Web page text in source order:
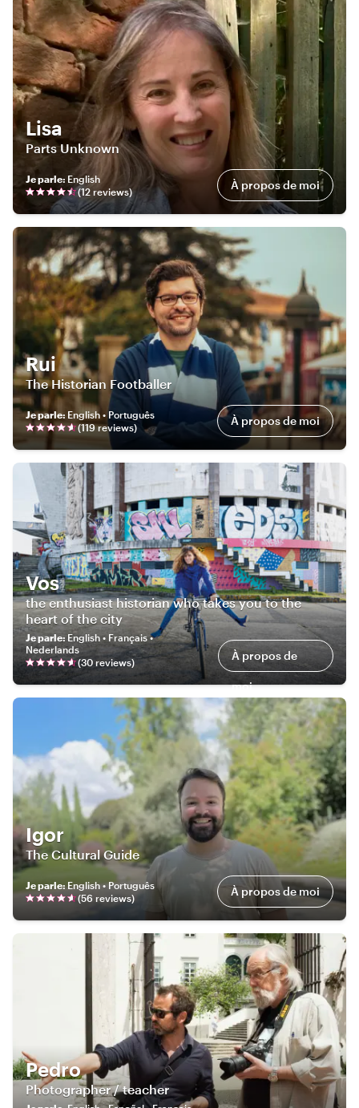
Lisa
Parts Unknown
Je parle: English
(12 reviews) À propos de moi
Rui
The Historian Footballer
Je parle: English • Português
(119reviews) À propos de moi
Vos
the enthusiast historian who takes you to the
heart of the city
Je parle: English • Français •
Nederlands
(30 reviews) À propos de
moi
Igor
The Cultural Guide
Je parle: English • Português
(56 reviews) À propos de moi
Pedro
Photographer / teacher